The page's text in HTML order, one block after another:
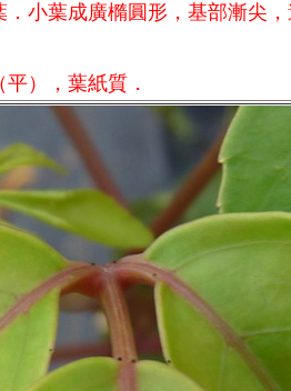
小葉成廣橢圓形，基部漸尖
），葉紙質．